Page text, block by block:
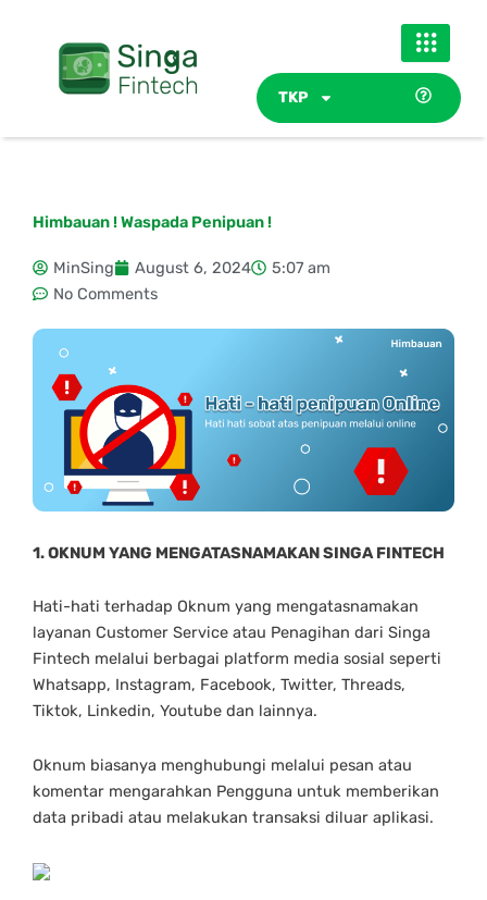
TKP
Himbauan ! Waspada Penipuan !
MinSing August 6, 2024
5:07 am
No Comments
1. OKNUM YANG MENGATASNAMAKAN SINGA FINTECH
Hati-hati terhadap Oknum yang mengatasnamakan
layanan Customer Service atau Penagihan dari Singa
Fintech melalui berbagai platform media sosial seperti
Whatsapp, Instagram, Facebook, Twitter, Threads,
Tiktok, Linkedin, Youtube dan lainnya.
Oknum biasanya menghubungi melalui pesan atau
komentar mengarahkan Pengguna untuk memberikan
data pribadi atau melakukan transaksi diluar aplikasi.